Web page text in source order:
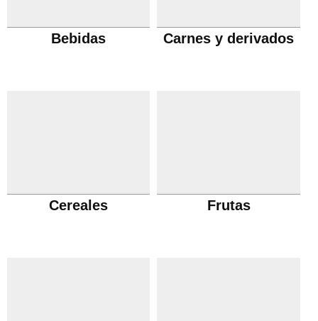
Bebidas Carnes y derivados
Cereales Frutas